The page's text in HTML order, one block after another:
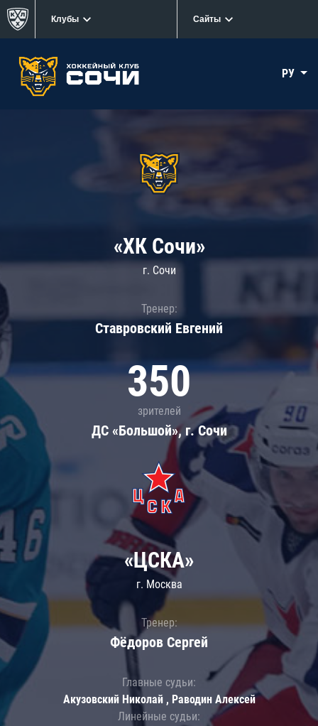
Клубы Сайты
РУ
«ХК Сочи»
г. Сочи
Тренер:
Ставровский Евгений
350
зрителей
ДС «Большой», г. Сочи
«ЦСКА»
г. Москва
Тренер:
Фёдоров Сергей
Главные судьи:
Акузовский Николай , Раводин Алексей
Линейные судьи: